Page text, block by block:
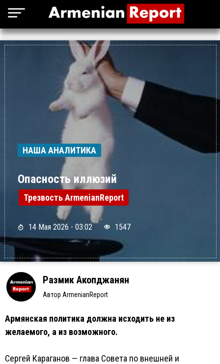
НАША АНАЛИТИКА
Опасность иллюзий
Трезвость ArmenianReport
14 Мая 2026 - 03:02 1547
Размик Акопджанян
Автор ArmenianReport
Армянская политика должна исходить не из
желаемого, а из возможного.
Сергей Караганов — глава Совета по внешней и